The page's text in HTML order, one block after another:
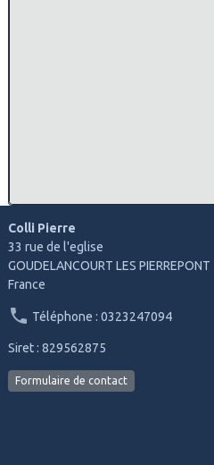
Colli Pierre
33 rue de l'eglise
GOUDELANCOURT LES PIERREPONT
France
Téléphone : 0323247094
Siret : 829562875
Formulaire de contact